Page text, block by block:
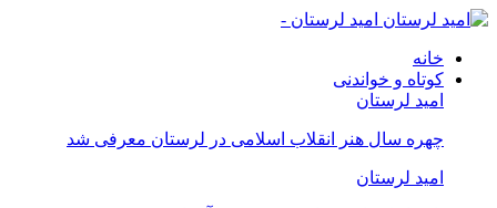
امید لرستان -
خانه
کوتاه و خواندنی
امید لرستان
چهره سال هنر انقلاب اسلامی در لرستان معرفی شد
امید لرستان